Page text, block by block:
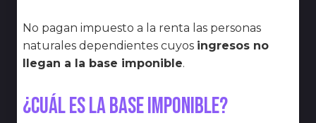
No pagan impuesto a la renta las personas
naturales dependientes cuyos ingresos no
llegan a la base imponible.
¿Cuál es la base imponible?